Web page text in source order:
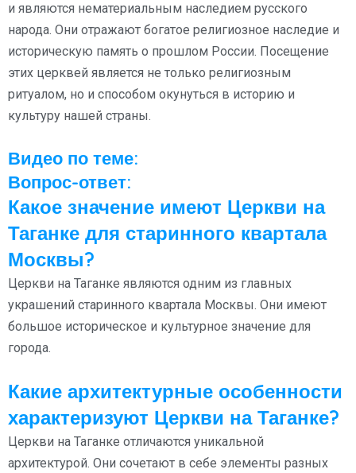
и являются нематериальным наследием русского
народа. Они отражают богатое религиозное наследие и
историческую память о прошлом России. Посещение
этих церквей является не только религиозным
ритуалом, но и способом окунуться в историю и
культуру нашей страны.
Видео по теме:
Вопрос-ответ:
Какое значение имеют Церкви на
Таганке для старинного квартала
Москвы?
Церкви на Таганке являются одним из главных
украшений старинного квартала Москвы. Они имеют
большое историческое и культурное значение для
города.
Какие архитектурные особенности
характеризуют Церкви на Таганке?
Церкви на Таганке отличаются уникальной
архитектурой. Они сочетают в себе элементы разных